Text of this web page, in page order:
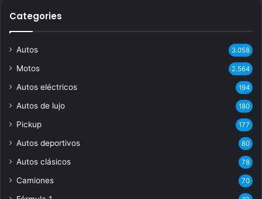
Categories
Autos 3.058
Motos 2.564
Autos eléctricos 194
Autos de lujo 180
Pickup 177
Autos deportivos 80
Autos clásicos 78
Camiones 70